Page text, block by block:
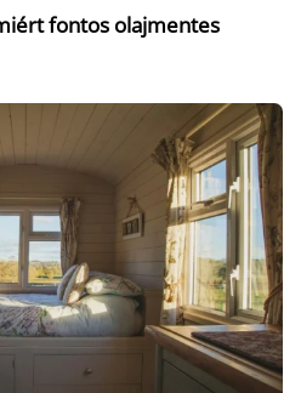
fontos olajmentes